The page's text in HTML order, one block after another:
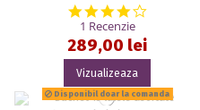
4.0 star
1 Recenzie
289,00 lei
Vizualizeaza
Disponibil doar la comanda